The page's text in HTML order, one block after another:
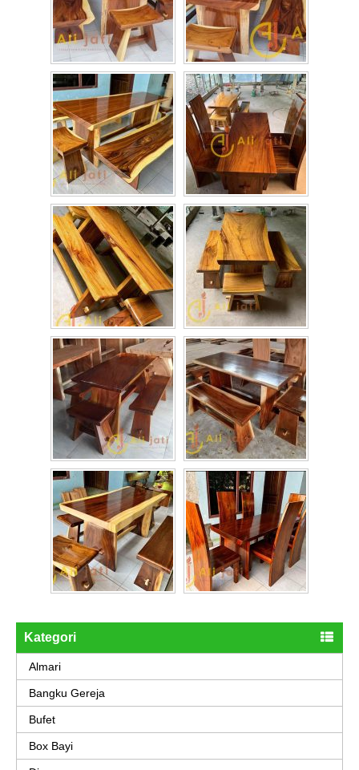
Kategori
Almari
Bangku Gereja
Bufet
Box Bayi